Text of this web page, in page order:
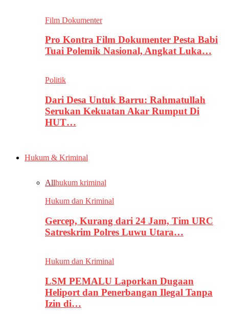
Film Dokumenter
Pro Kontra Film Dokumenter Pesta Babi
Tuai Polemik Nasional, Angkat Luka…
Politik
Dari Desa Untuk Barru: Rahmatullah
Serukan Kekuatan Akar Rumput Di
HUT…
Hukum & Kriminal
Allhukum kriminal
Hukum dan Kriminal
Gercep, Kurang dari 24 Jam, Tim URC
Satreskrim Polres Luwu Utara…
Hukum dan Kriminal
LSM PEMALU Laporkan Dugaan
Heliport dan Penerbangan Ilegal Tanpa
Izin di…